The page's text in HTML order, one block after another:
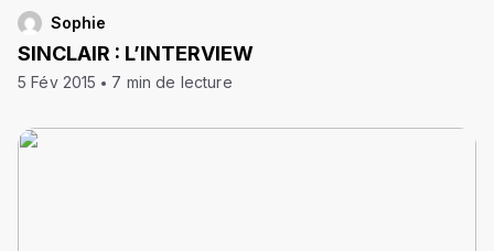
Sophie
SINCLAIR : L’INTERVIEW
5 Fév 2015 7 min de lecture